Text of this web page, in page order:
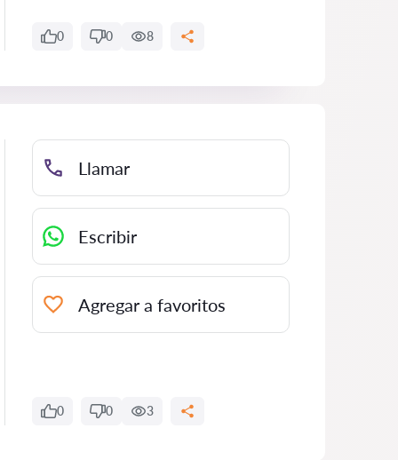
0 0 8
Llamar
Escribir
Agregar a favoritos
0 0 3